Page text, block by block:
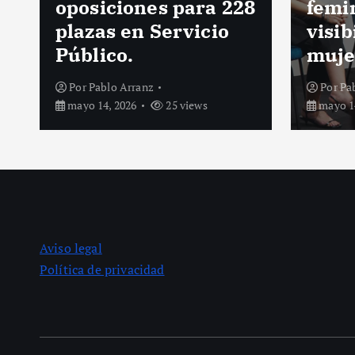
feminista y
visibilizar a las
mujeres creadoras.
PorPablo Arranz
mayo 14, 2026
27 views
Por
mayo
Aviso legal
Política de privacidad